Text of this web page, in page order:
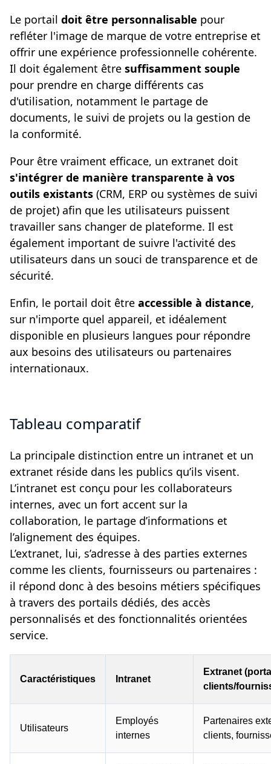
Le portail doit être personnalisable pour
refléter l'image de marque de votre entreprise et
offrir une expérience professionnelle cohérente.
Il doit également être suffisamment souple
pour prendre en charge différents cas
d'utilisation, notamment le partage de
documents, le suivi de projets ou la gestion de
la conformité.
Pour être vraiment efficace, un extranet doit
s'intégrer de manière transparente à vos
outils existants (CRM, ERP ou systèmes de suivi
de projet) afin que les utilisateurs puissent
travailler sans changer de plateforme. Il est
également important de suivre l'activité des
utilisateurs dans un souci de transparence et de
sécurité.
Enfin, le portail doit être accessible à distance,
sur n'importe quel appareil, et idéalement
disponible en plusieurs langues pour répondre
aux besoins des utilisateurs ou partenaires
internationaux.
Tableau comparatif
La principale distinction entre un intranet et un
extranet réside dans les publics qu’ils visent.
L’intranet est conçu pour les collaborateurs
internes, avec un fort accent sur la
collaboration, le partage d’informations et
l’alignement des équipes.
L’extranet, lui, s’adresse à des parties externes
comme les clients, fournisseurs ou partenaires :
il répond donc à des besoins métiers spécifiques
à travers des portails dédiés, des accès
personnalisés et des fonctionnalités orientées
service.
Caractéristiques Intranet
Extranet
clients/
Utilisateurs
Employés
internes
Partenaires
clients,